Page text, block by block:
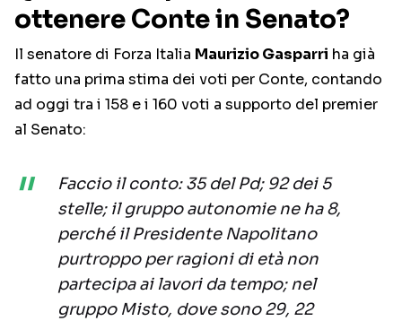
ottenere Conte in Senato?
Il senatore di Forza Italia Maurizio Gasparri ha già
fatto una prima stima dei voti per Conte, contando
ad oggi tra i 158 e i 160 voti a supporto del premier
al Senato:
Faccio il conto: 35 del Pd; 92 dei 5
stelle; il gruppo autonomie ne ha 8,
perché il Presidente Napolitano
purtroppo per ragioni di età non
partecipa ai lavori da tempo; nel
gruppo Misto, dove sono 29, 22